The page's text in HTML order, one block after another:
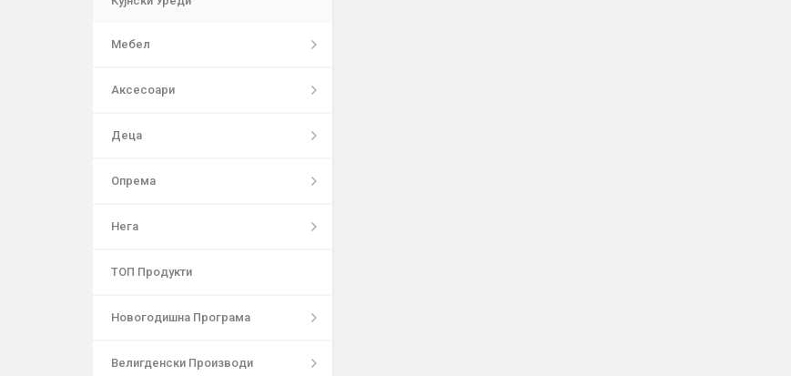
Мебел
Аксесоари
Деца
Опрема
Нега
ТОП Продукти
Новогодишна Програма
Велигденски Производи